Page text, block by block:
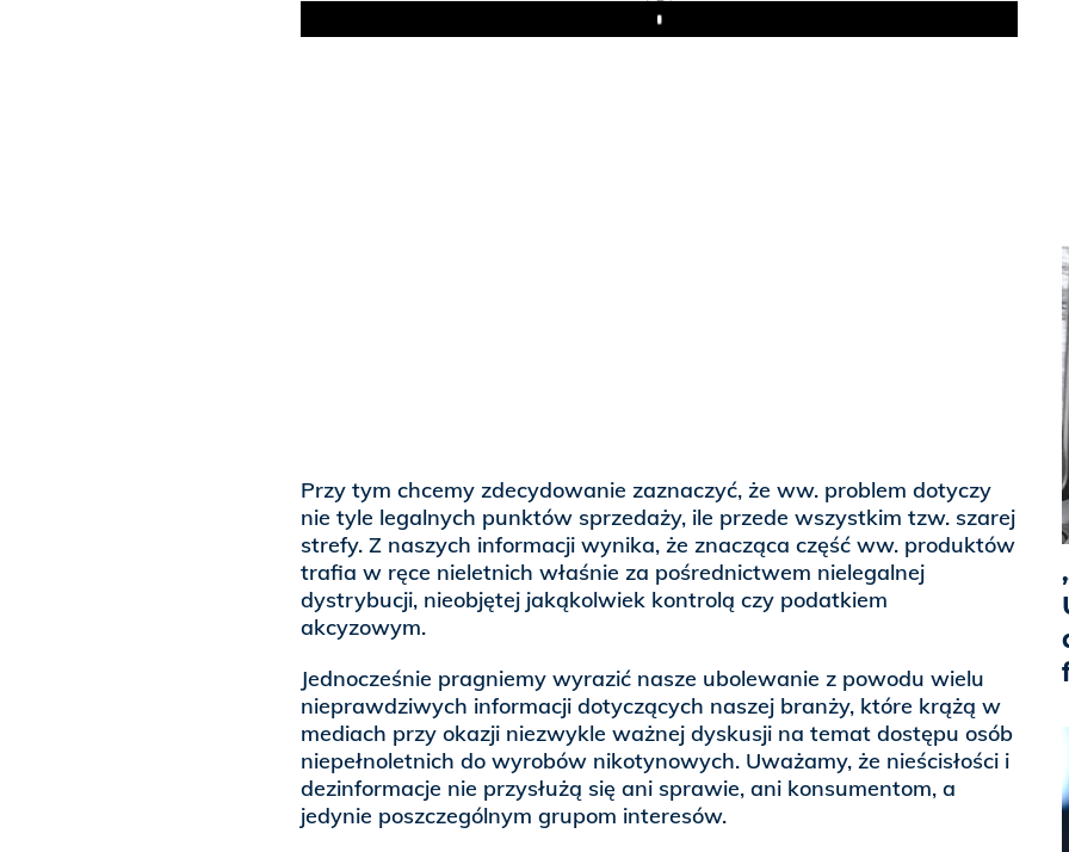
Play
Przy tym chcemy zdecydowanie zaznaczyć, że ww. problem dotyczy
nie tyle legalnych punktów sprzedaży, ile przede wszystkim tzw. szarej
strefy. Z naszych informacji wynika, że znacząca część ww. produktów
trafia w ręce nieletnich właśnie za pośrednictwem nielegalnej
dystrybucji, nieobjętej jakąkolwiek kontrolą czy podatkiem
akcyzowym.
Jednocześnie pragniemy wyrazić nasze ubolewanie z powodu wielu
nieprawdziwych informacji dotyczących naszej branży, które krążą w
mediach przy okazji niezwykle ważnej dyskusji na temat dostępu osób
niepełnoletnich do wyrobów nikotynowych. Uważamy, że nieścisłości i
dezinformacje nie przysłużą się ani sprawie, ani konsumentom, a
jedynie poszczególnym grupom interesów.